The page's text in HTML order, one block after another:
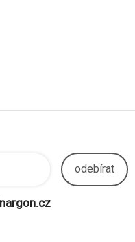
odebírat